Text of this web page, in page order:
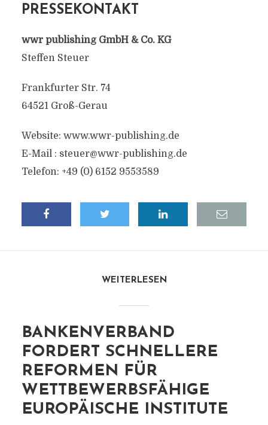
PRESSEKONTAKT
wwr publishing GmbH & Co. KG
Steffen Steuer
Frankfurter Str. 74
64521 Groß-Gerau
Website: www.wwr-publishing.de
E-Mail : steuer@wwr-publishing.de
Telefon: +49 (0) 6152 9553589
WEITERLESEN
BANKENVERBAND
FORDERT SCHNELLERE
REFORMEN FÜR
WETTBEWERBSFÄHIGE
EUROPÄISCHE INSTITUTE